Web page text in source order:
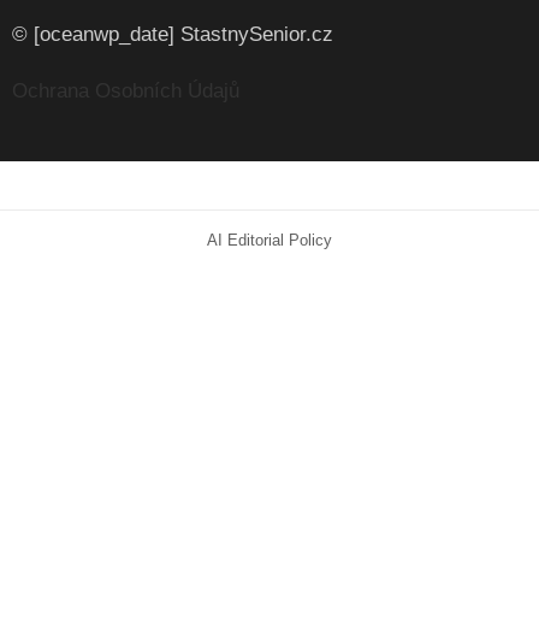
© [oceanwp_date] StastnySenior.cz
AI Editorial Policy